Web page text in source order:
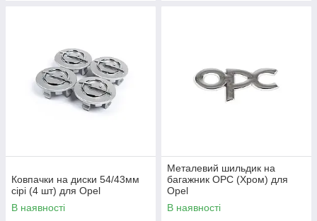
Ковпачки на диски 54/43мм
сірі (4 шт) для Opel
В наявності
Металевий шильдик на
багажник OPC (Хром) для
Opel
В наявності